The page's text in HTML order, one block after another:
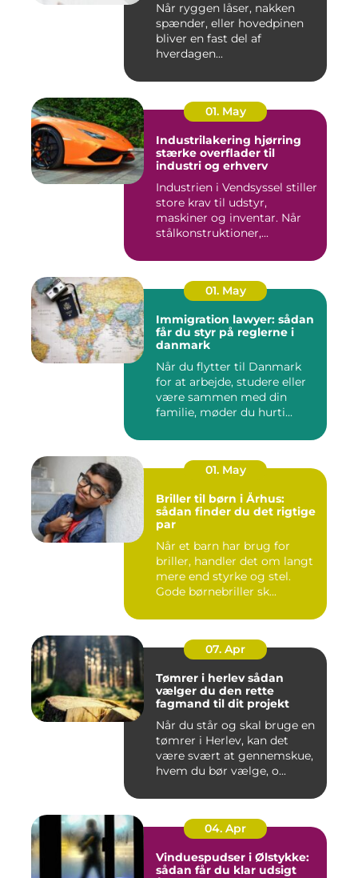
Når ryggen låser, nakken
spænder, eller hovedpinen
bliver en fast del af
hverdagen...
01. May
Industrilakering hjørring
stærke overflader til
industri og erhverv
Industrien i Vendsyssel stiller
store krav til udstyr,
maskiner og inventar. Når
stålkonstruktioner,...
01. May
Immigration lawyer: sådan
får du styr på reglerne i
danmark
Når du flytter til Danmark
for at arbejde, studere eller
være sammen med din
familie, møder du hurti...
01. May
Briller til børn i Århus:
sådan finder du det rigtige
par
Når et barn har brug for
briller, handler det om langt
mere end styrke og stel.
Gode børnebriller sk...
07. Apr
Tømrer i herlev sådan
vælger du den rette
fagmand til dit projekt
Når du står og skal bruge en
tømrer i Herlev, kan det
være svært at gennemskue,
hvem du bør vælge, o...
04. Apr
Vinduespudser i Ølstykke:
sådan får du klar udsigt